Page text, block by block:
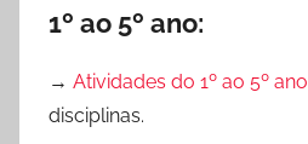
1º ao 5º ano:
→ Atividades do 1º ao 5º ano
disciplinas.